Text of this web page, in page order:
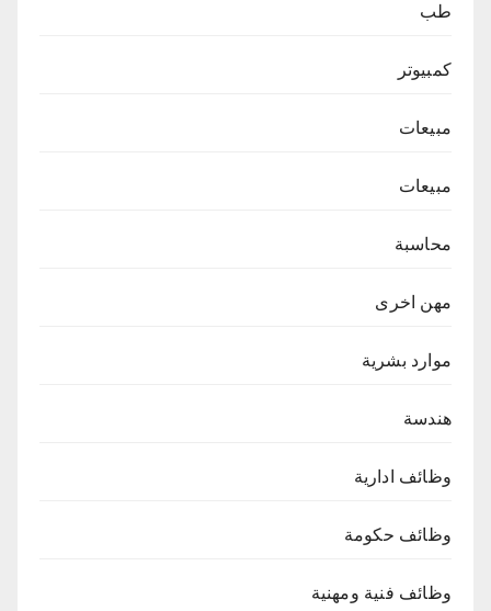
طب
كمبيوتر
مبيعات
مبيعات
محاسبة
مهن اخرى
موارد بشرية
هندسة
وظائف ادارية
وظائف حكومة
وظائف فنية ومهنية